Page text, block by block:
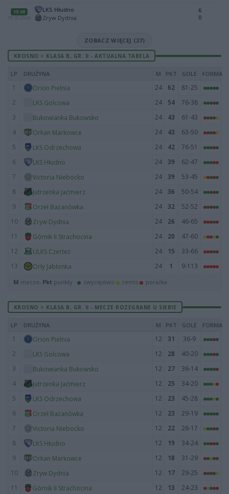
15:30
19.10.2024
LKS Hłudno
Zryw Dydnia
6
0
ZOBACZ WIĘCEJ (27)
KROSNO > KLASA B, GR. II - AKTUALNA TABELA
LP DRUŻYNA M PKT GOLE FORMA
1 Orion Pielnia 24 62
81-25
2
LKS Golcowa 24 54
76-38
3
Bukowianka Bukowsko 24 43
61-43
4
Orkan Markowce 24 43
63-50
5
LKS Odrzechowa 24 42
76-51
6
LKS Hłudno 24 39
62-47
7
Victoria Niebocko 24 39
53-45
8
Jutrzenka Jaćmierz 24 36
50-54
9
Orzeł Bażanówka 24 32
52-52
10
Zryw Dydnia 24 26
46-65
11
Górnik II Strachocina 24 20
47-60
12
ULKS Czerteż 24 15
33-66
13
Orły Jabłonka 24 1 9-113
M mecze, Pkt punkty · zwycięstwo remis porażka
KROSNO > KLASA B, GR. II - MECZE ROZEGRANE U SIEBIE
LP DRUŻYNA M PKT GOLE FORMA
1 Orion Pielnia 12 31
36-9
2
LKS Golcowa 12 28
40-20
3
Bukowianka Bukowsko 12 27
36-14
4
Jutrzenka Jaćmierz 12 25
34-20
5
LKS Odrzechowa 12 23
45-28
6
Orzeł Bażanówka 12 23
29-19
7
Victoria Niebocko 12 22
26-17
8
LKS Hłudno 12 19
34-24
9
Orkan Markowce 12 18
31-29
10
Zryw Dydnia 12 17
29-25
11
Górnik II Strachocina 12 13 24-23